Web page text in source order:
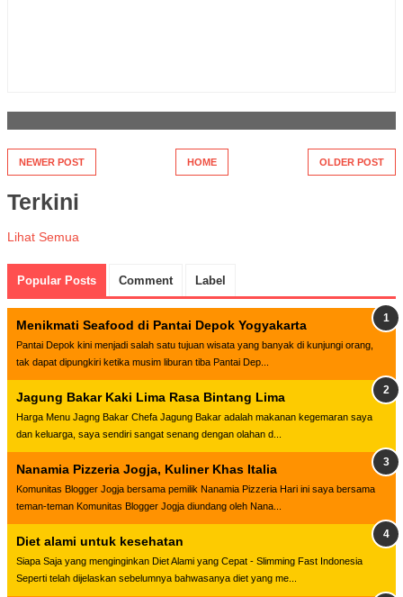
NEWER POST OLDER POST
HOME
Terkini
Lihat Semua
Popular Posts Comment Label
Menikmati Seafood di Pantai Depok Yogyakarta
Pantai Depok kini menjadi salah satu tujuan wisata yang banyak di kunjungi orang,
tak dapat dipungkiri ketika musim liburan tiba Pantai Dep...
Jagung Bakar Kaki Lima Rasa Bintang Lima
Harga Menu Jagng Bakar Chefa Jagung Bakar adalah makanan kegemaran saya
dan keluarga, saya sendiri sangat senang dengan olahan d...
Nanamia Pizzeria Jogja, Kuliner Khas Italia
Komunitas Blogger Jogja bersama pemilik Nanamia Pizzeria Hari ini saya bersama
teman-teman Komunitas Blogger Jogja diundang oleh Nana...
Diet alami untuk kesehatan
Siapa Saja yang menginginkan Diet Alami yang Cepat - Slimming Fast Indonesia
Seperti telah dijelaskan sebelumnya bahwasanya diet yang me...